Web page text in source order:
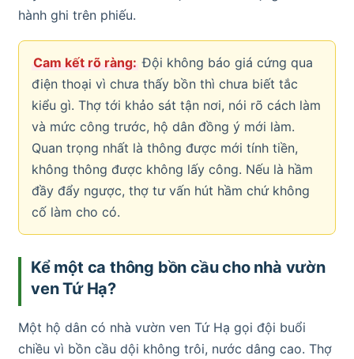
hành ghi trên phiếu.
Cam kết rõ ràng: Đội không báo giá cứng qua
điện thoại vì chưa thấy bồn thì chưa biết tắc
kiểu gì. Thợ tới khảo sát tận nơi, nói rõ cách làm
và mức công trước, hộ dân đồng ý mới làm.
Quan trọng nhất là thông được mới tính tiền,
không thông được không lấy công. Nếu là hầm
đầy đẩy ngược, thợ tư vấn hút hầm chứ không
cố làm cho có.
Kể một ca thông bồn cầu cho nhà vườn
ven Tứ Hạ?
Một hộ dân có nhà vườn ven Tứ Hạ gọi đội buổi
chiều vì bồn cầu dội không trôi, nước dâng cao. Thợ